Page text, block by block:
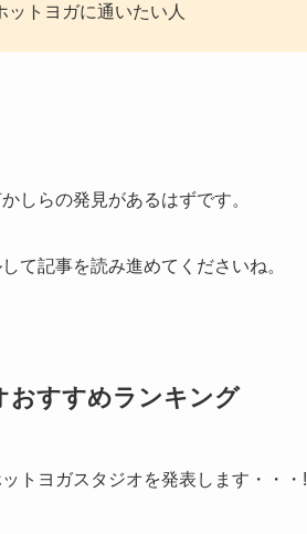
トヨガに通いたい人
しらの発見があるはずです。
て記事を読み進めてくださいね。
おすすめランキング
トヨガスタジオを発表します・・・!